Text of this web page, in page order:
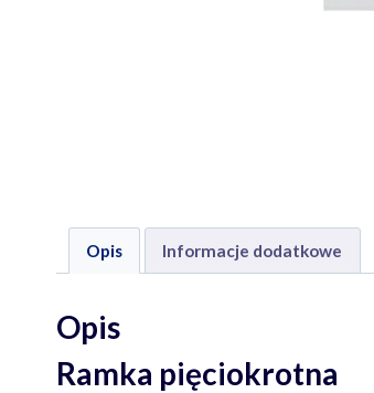
Opis Informacje dodatkowe
Opis
Ramka pięciokrotna